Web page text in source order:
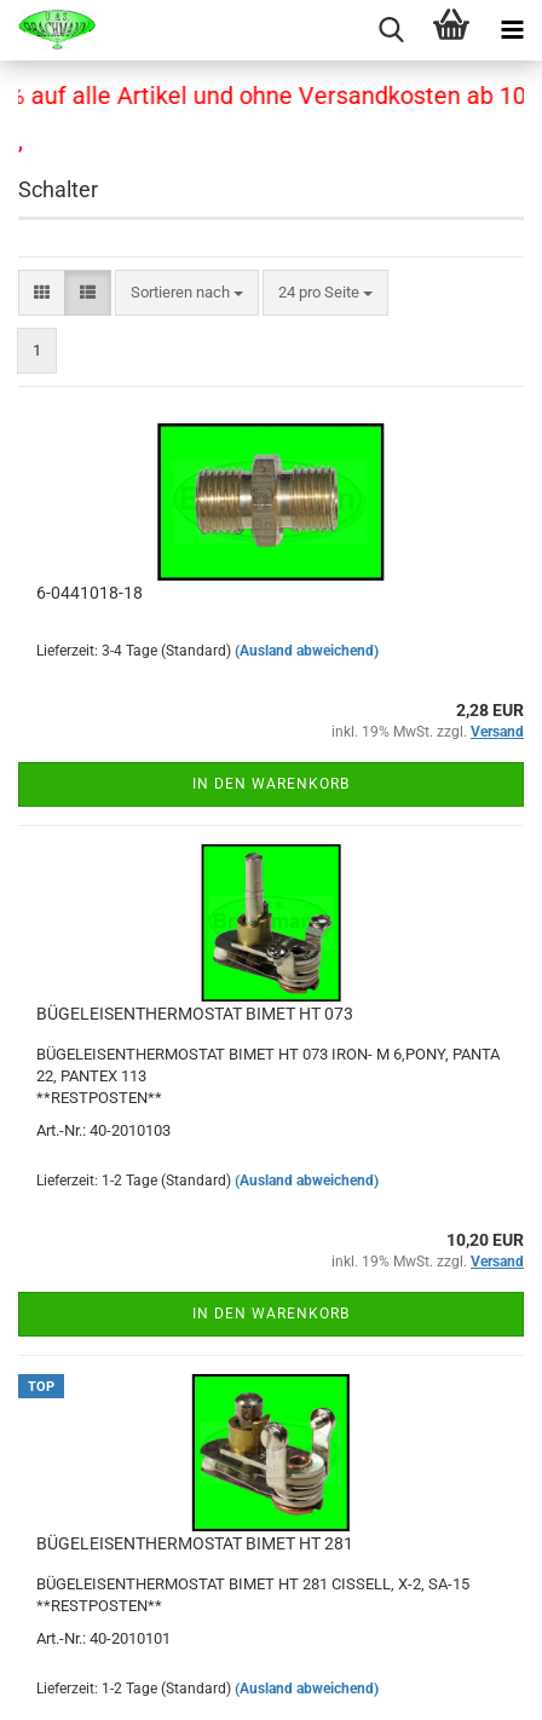
alle Artikel und ohne Versandkosten ab 10,00€
,
Schalter
Sortieren nach
Sortieren nach 24 pro Seite
pro Seite
1
6-0441018-18
Lieferzeit: 3-4 Tage (Standard) (Ausland abweichend)
2,28 EUR
inkl. 19% MwSt. zzgl. Versand
IN DEN WARENKORB
BÜGELEISENTHERMOSTAT BIMET HT 073
BÜGELEISENTHERMOSTAT BIMET HT 073 IRON- M 6,PONY, PANTA
22, PANTEX 113
**RESTPOSTEN**
Art.-Nr.: 40-2010103
Lieferzeit: 1-2 Tage (Standard) (Ausland abweichend)
10,20 EUR
inkl. 19% MwSt. zzgl. Versand
IN DEN WARENKORB
TOP
BÜGELEISENTHERMOSTAT BIMET HT 281
BÜGELEISENTHERMOSTAT BIMET HT 281 CISSELL, X-2, SA-15
**RESTPOSTEN**
Art.-Nr.: 40-2010101
Lieferzeit: 1-2 Tage (Standard) (Ausland abweichend)